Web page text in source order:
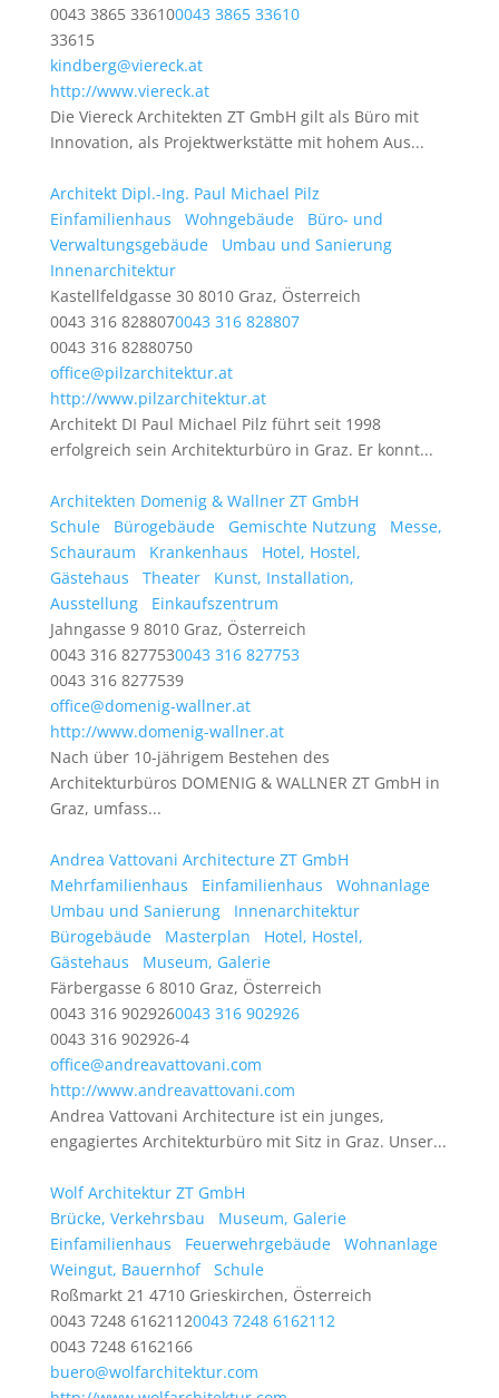
0043 3865 336100043 3865 33610
33615
kindberg@viereck.at
http://www.viereck.at
Die Viereck Architekten ZT GmbH gilt als Büro mit
Innovation, als Projektwerkstätte mit hohem Aus...
Architekt Dipl.-Ing. Paul Michael Pilz
Einfamilienhaus
Wohngebäude
Büro- und
Verwaltungsgebäude
Umbau und Sanierung
Innenarchitektur
Kastellfeldgasse 30 8010 Graz, Österreich
0043 316 8288070043 316 828807
0043 316 82880750
office@pilzarchitektur.at
http://www.pilzarchitektur.at
Architekt DI Paul Michael Pilz führt seit 1998
erfolgreich sein Architekturbüro in Graz. Er konnt...
Architekten Domenig & Wallner ZT GmbH
Schule
Bürogebäude Gemischte Nutzung
Messe,
Schauraum
Krankenhaus
Hotel, Hostel,
Gästehaus
Theater
Kunst, Installation,
Ausstellung
Einkaufszentrum
Jahngasse 9 8010 Graz, Österreich
0043 316 8277530043 316 827753
0043 316 8277539
office@domenig-wallner.at
http://www.domenig-wallner.at
Nach über 10-jährigem Bestehen des
Architekturbüros DOMENIG & WALLNER ZT GmbH in
Graz, umfass...
Andrea Vattovani Architecture ZT GmbH
Mehrfamilienhaus
Einfamilienhaus
Wohnanlage
Umbau und Sanierung
Innenarchitektur
Bürogebäude
Masterplan
Hotel, Hostel,
Gästehaus
Museum, Galerie
Färbergasse 6 8010 Graz, Österreich
0043 316 9029260043 316 902926
0043 316 902926-4
office@andreavattovani.com
http://www.andreavattovani.com
Andrea Vattovani Architecture ist ein junges,
engagiertes Architekturbüro mit Sitz in Graz. Unser...
Wolf Architektur ZT GmbH
Brücke, Verkehrsbau
Museum, Galerie
Einfamilienhaus
Feuerwehrgebäude
Wohnanlage
Weingut, Bauernhof
Schule
Roßmarkt 21 4710 Grieskirchen, Österreich
0043 7248 61621120043 7248 6162112
0043 7248 6162166
buero@wolfarchitektur.com